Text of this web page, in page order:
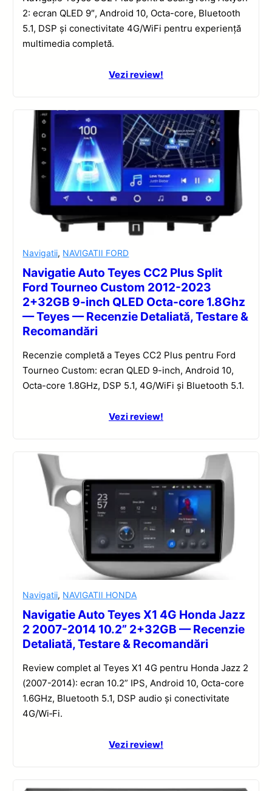
2: ecran QLED 9″, Android 10, Octa-core, Bluetooth
5.1, DSP și conectivitate 4G/WiFi pentru experiență
multimedia completă.
Vezi review!
Navigatii, NAVIGATII FORD
Navigatie Auto Teyes CC2 Plus Split
Ford Tourneo Custom 2012-2023
2+32GB 9-inch QLED Octa-core 1.8Ghz
— Teyes — Recenzie Detaliată, Testare &
Recomandări
Recenzie completă a Teyes CC2 Plus pentru Ford
Tourneo Custom: ecran QLED 9-inch, Android 10,
Octa-core 1.8GHz, DSP 5.1, 4G/WiFi și Bluetooth 5.1.
Vezi review!
Navigatii, NAVIGATII HONDA
Navigatie Auto Teyes X1 4G Honda Jazz
2 2007-2014 10.2” 2+32GB — Recenzie
Detaliată, Testare & Recomandări
Review complet al Teyes X1 4G pentru Honda Jazz 2
(2007-2014): ecran 10.2” IPS, Android 10, Octa-core
1.6GHz, Bluetooth 5.1, DSP audio și conectivitate
4G/Wi‑Fi.
Vezi review!